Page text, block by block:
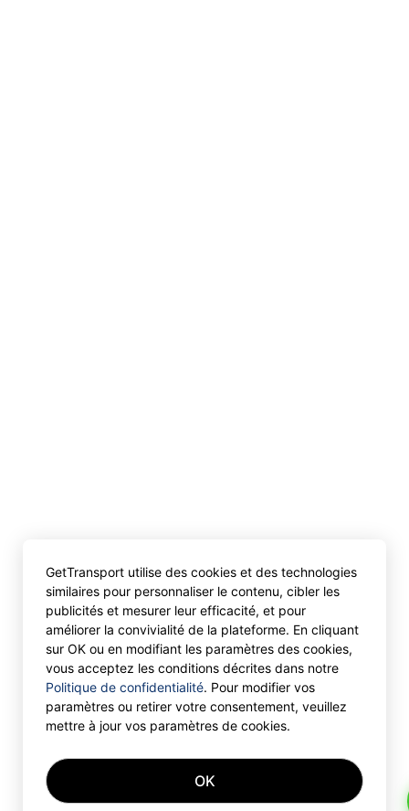
GetTransport utilise des cookies et des technologies
similaires pour personnaliser le contenu, cibler les
publicités et mesurer leur efficacité, et pour
améliorer la convivialité de la plateforme. En cliquant
sur OK ou en modifiant les paramètres des cookies,
vous acceptez les conditions décrites dans notre
Politique de confidentialité. Pour modifier vos
paramètres ou retirer votre consentement, veuillez
mettre à jour vos paramètres de cookies.
OK